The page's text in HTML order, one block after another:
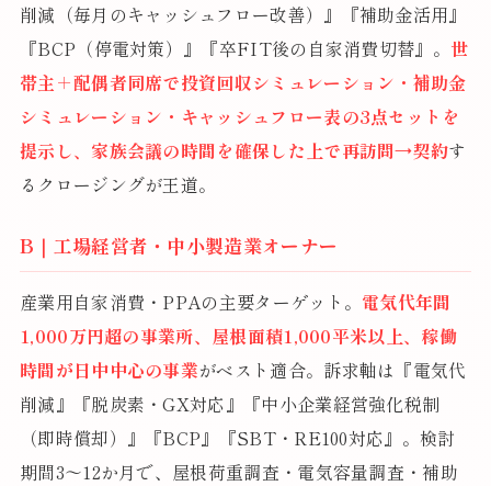
削減（毎月のキャッシュフロー改善）』『補助金活用』
『BCP（停電対策）』『卒FIT後の自家消費切替』。 世
帯主＋配偶者同席で投資回収シミュレーション・補助金
シミュレーション・キャッシュフロー表の3点セットを
提示し、家族会議の時間を確保した上で再訪問→契約す
るクロージングが王道。
B｜工場経営者・中小製造業オーナー
産業用自家消費・PPAの主要ターゲット。 電気代年間
1,000万円超の事業所、屋根面積1,000平米以上、稼働
時間が日中中心の事業がベスト適合。訴求軸は『電気代
削減』『脱炭素・GX対応』『中小企業経営強化税制
（即時償却）』『BCP』『SBT・RE100対応』。検討
期間3〜12か月で、屋根荷重調査・電気容量調査・補助